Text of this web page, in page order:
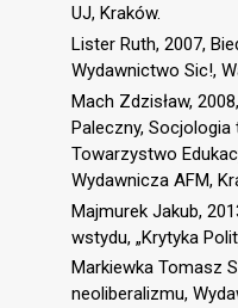
UJ, Kraków.
Lister Ruth, 2007,
Wydawnictwo Sic!,
Mach Zdzisław,
Paleczny,
Towarzystwo
Wydawnicza AFM,
Majmurek Jakub,
wstydu, „Krytyka
Markiewka Tomasz
neoliberalizmu,